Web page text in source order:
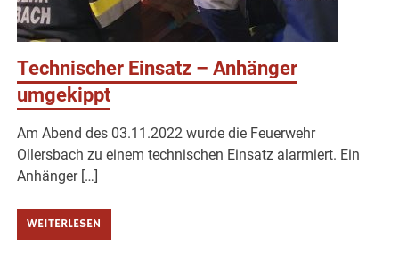
Technischer Einsatz – Anhänger
umgekippt
Am Abend des 03.11.2022 wurde die Feuerwehr
Ollersbach zu einem technischen Einsatz alarmiert. Ein
Anhänger […]
WEITERLESEN